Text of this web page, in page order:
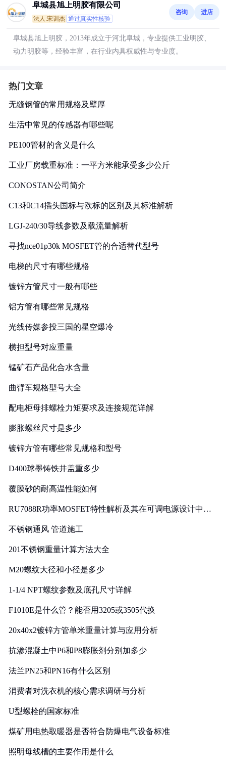
阜城县旭上明胶有限公司
法人:宋训杰 通过真实性核验
咨询 进店
阜城县旭上明胶，2013年成立于河北阜城，专业提供工业明胶、
动力明胶等，经验丰富，在行业内具权威性与专业度。
热门文章
无缝钢管的常用规格及壁厚
生活中常见的传感器有哪些呢
PE100管材的含义是什么
工业厂房载重标准：一平方米能承受多少公斤
CONOSTAN公司简介
C13和C14插头国标与欧标的区别及其标准解析
LGJ-240/30导线参数及载流量解析
寻找nce01p30k MOSFET管的合适替代型号
电梯的尺寸有哪些规格
镀锌方管尺寸一般有哪些
铝方管有哪些常见规格
光线传媒参投三国的星空爆冷
横担型号对应重量
锰矿石产品化合水含量
曲臂车规格型号大全
配电柜母排螺栓力矩要求及连接规范详解
膨胀螺丝尺寸是多少
镀锌方管有哪些常见规格和型号
D400球墨铸铁井盖重多少
覆膜砂的耐高温性能如何
RU7088R功率MOSFET特性解析及其在可调电源设计中的
不锈钢通风 管道施工
201不锈钢重量计算方法大全
M20螺纹大径和小径是多少
1-1/4 NPT螺纹参数及底孔尺寸详解
F1010E是什么管？能否用3205或3505代换
20x40x2镀锌方管单米重量计算与应用分析
抗渗混凝土中P6和P8膨胀剂分别加多少
法兰PN25和PN16有什么区别
消费者对洗衣机的核心需求调研与分析
U型螺栓的国家标准
煤矿用电热取暖器是否符合防爆电气设备标准
照明母线槽的主要作用是什么